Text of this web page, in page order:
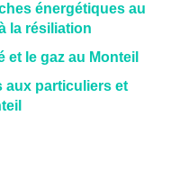
énergétiques au
la résiliation
et le gaz au Monteil
aux particuliers et